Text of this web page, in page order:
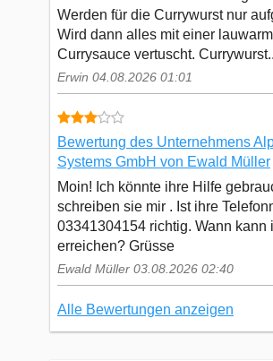
Werden für die Currywurst nur
Wird dann alles mit einer
Currysauce vertuscht.
Erwin 04.08.2026 01:01
Bewertung des Unternehmens
Systems GmbH von Ewald Müller
Moin! Ich könnte ihre Hilfe
schreiben sie mir . Ist ihre
03341304154 richtig. Wann kann
erreichen? Grüsse
Ewald Müller 03.08.2026 02:40
Alle Bewertungen anzeigen